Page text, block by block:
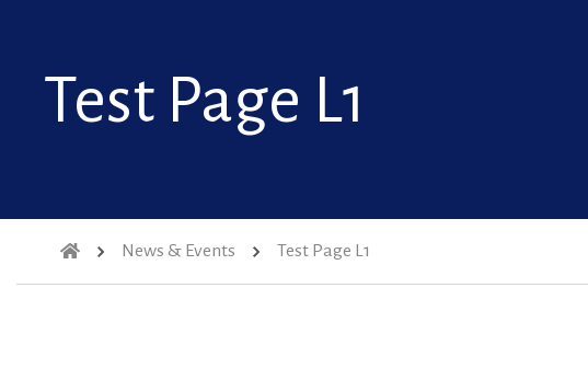
Test Page L1
News & Events Test Page L1